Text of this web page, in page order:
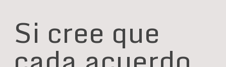
Si cree que